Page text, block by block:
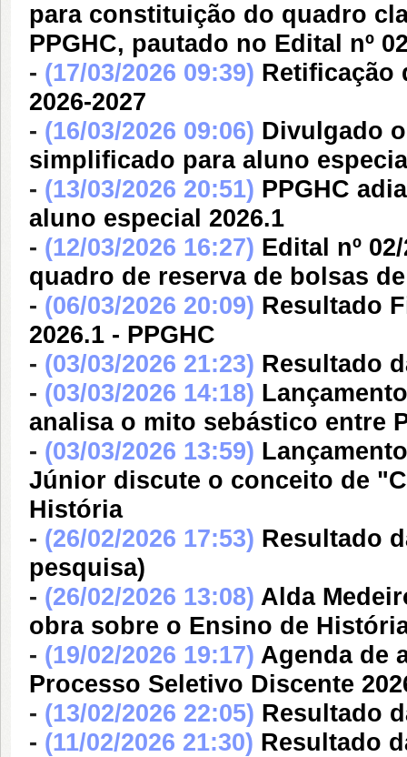
para constituição do quadro
PPGHC, pautado no Edital nº
- (17/03/2026 09:39) Retificação
2026-2027
- (16/03/2026 09:06) Divulgado
simplificado para aluno
- (13/03/2026 20:51) PPGHC
aluno especial 2026.1
- (12/03/2026 16:27) Edital nº
quadro de reserva de bolsas
- (06/03/2026 20:09) Resultado
2026.1 - PPGHC
- (03/03/2026 21:23) Resultado
- (03/03/2026 14:18)
analisa o mito sebástico entre
- (03/03/2026 13:59)
Júnior discute o conceito de
História
- (26/02/2026 17:53) Resultado
pesquisa)
- (26/02/2026 13:08) Alda
obra sobre o Ensino de
- (19/02/2026 19:17) Agenda de
Processo Seletivo Discente
- (13/02/2026 22:05) Resultado
- (11/02/2026 21:30) Resultado